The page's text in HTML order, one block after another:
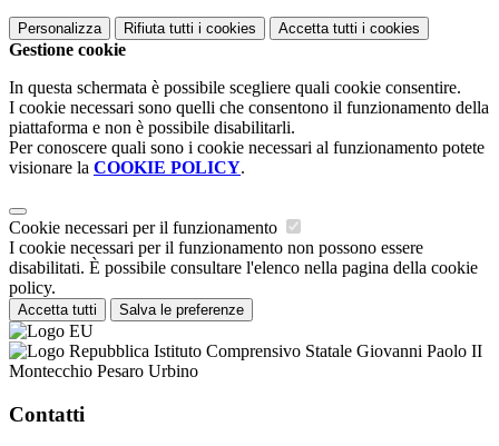
Personalizza Rifiuta tutti i cookies Accetta tutti i cookies
Gestione cookie
In questa schermata è possibile scegliere quali cookie consentire.
I cookie necessari sono quelli che consentono il funzionamento della
piattaforma e non è possibile disabilitarli.
Per conoscere quali sono i cookie necessari al funzionamento potete
visionare la COOKIE POLICY.
Cookie necessari per il funzionamento
I cookie necessari per il funzionamento non possono essere
disabilitati. È possibile consultare l'elenco nella pagina della cookie
policy.
Accetta tutti Salva le preferenze
Istituto Comprensivo Statale Giovanni Paolo II
Montecchio Pesaro Urbino
Contatti